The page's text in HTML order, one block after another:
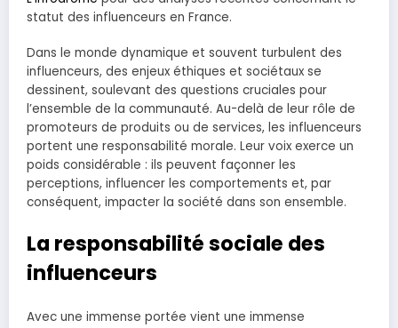
statut des influenceurs en France.
Dans le monde dynamique et souvent turbulent des
influenceurs, des enjeux éthiques et sociétaux se
dessinent, soulevant des questions cruciales pour
l’ensemble de la communauté. Au-delà de leur rôle de
promoteurs de produits ou de services, les influenceurs
portent une responsabilité morale. Leur voix exerce un
poids considérable : ils peuvent façonner les
perceptions, influencer les comportements et, par
conséquent, impacter la société dans son ensemble.
La responsabilité sociale des
influenceurs
Avec une immense portée vient une immense